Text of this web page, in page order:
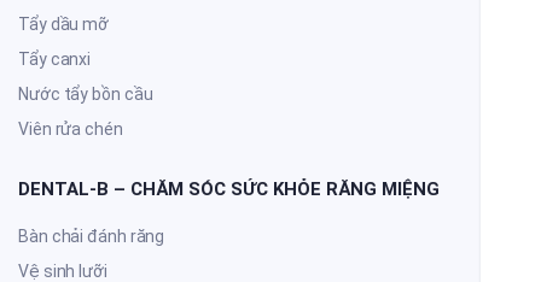
Tẩy dầu mỡ
Tẩy canxi
Nước tẩy bồn cầu
Viên rửa chén
DENTAL-B – CHĂM SÓC SỨC KHỎE RĂNG MIỆNG
Bàn chải đánh răng
Vệ sinh lưỡi